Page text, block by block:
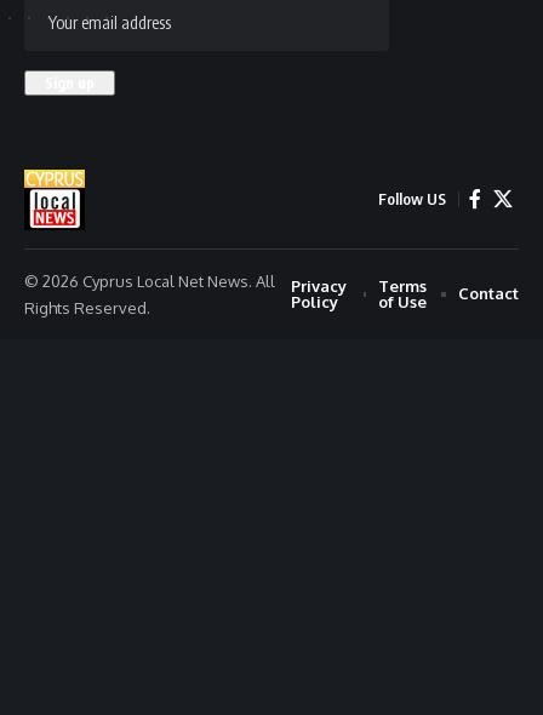
Follow US
© 2026 Cyprus Local Net News. All
Rights Reserved.
Privacy
Policy
Terms
of Use
Contact